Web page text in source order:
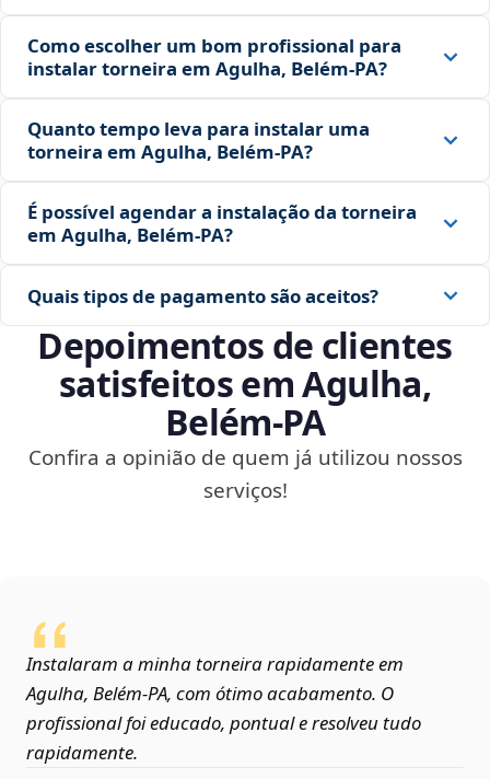
Como escolher um bom profissional para
instalar torneira em Agulha, Belém‑PA?
Quanto tempo leva para instalar uma
torneira em Agulha, Belém‑PA?
É possível agendar a instalação da torneira
em Agulha, Belém‑PA?
Quais tipos de pagamento são aceitos?
Depoimentos de clientes
satisfeitos em Agulha,
Belém‑PA
Confira a opinião de quem já utilizou nossos
serviços!
Instalaram a minha torneira rapidamente em
Agulha, Belém‑PA, com ótimo acabamento. O
profissional foi educado, pontual e resolveu tudo
rapidamente.